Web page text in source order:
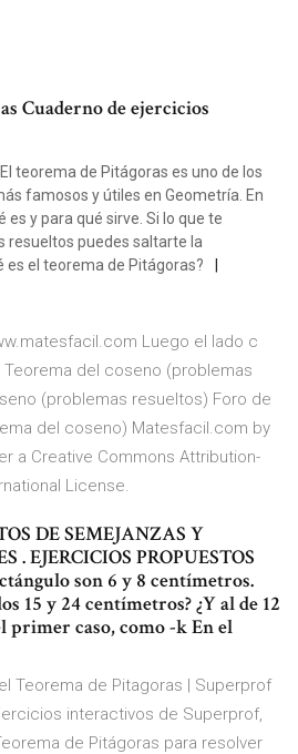
Cuaderno de ejercicios
teorema de Pitágoras es uno de los
famosos y útiles en Geometría. En
y para qué sirve. Si lo que te
resueltos puedes saltarte la
es el teorema de Pitágoras?
Luego el lado c
Teorema del coseno (problemas
(problemas resueltos) Foro de
del coseno) Matesfacil.com by
a Creative Commons Attribution-
License.
DE SEMEJANZAS Y
. EJERCICIOS PROPUESTOS
son 6 y 8 centímetros.
15 y 24 centímetros? ¿Y al de 12
primer caso, como -k En el
Teorema de Pitagoras | Superprof
interactivos de Superprof,
de Pitágoras para resolver